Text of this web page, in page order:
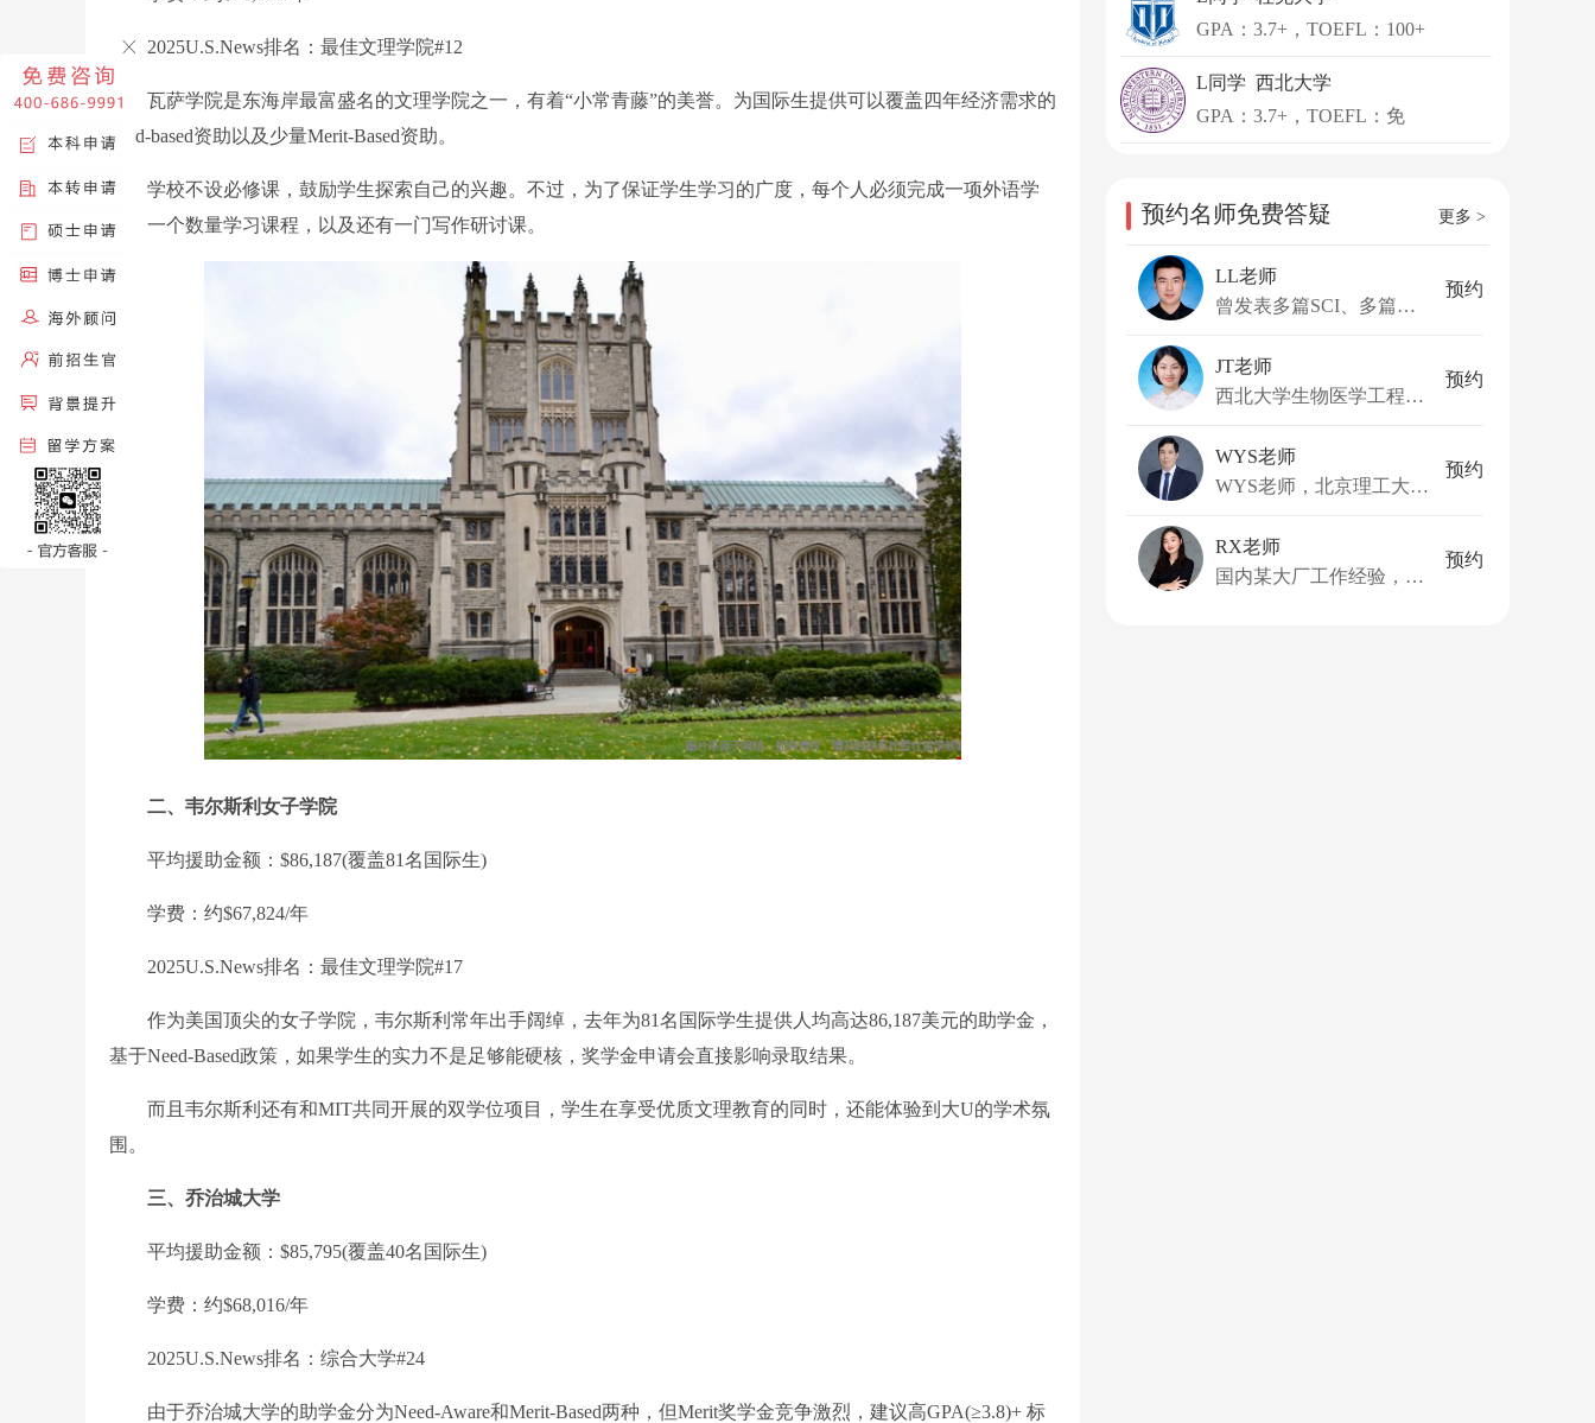
2025U.S.News排名：最佳文理学院#12
瓦萨学院是东海岸最富盛名的文理学院之一，有着“小常青藤”的美誉。为国际生提供可以覆盖四年经济需求的
need-based资助以及少量Merit-Based资助。
学校不设必修课，鼓励学生探索自己的兴趣。不过，为了保证学生学习的广度，每个人必须完成一项外语学
习、一个数量学习课程，以及还有一门写作研讨课。
二、韦尔斯利女子学院
平均援助金额：$86,187(覆盖81名国际生)
学费：约$67,824/年
2025U.S.News排名：最佳文理学院#17
作为美国顶尖的女子学院，韦尔斯利常年出手阔绰，去年为81名国际学生提供人均高达86,187美元的助学金，
基于Need-Based政策，如果学生的实力不是足够能硬核，奖学金申请会直接影响录取结果。
而且韦尔斯利还有和MIT共同开展的双学位项目，学生在享受优质文理教育的同时，还能体验到大U的学术氛
围。
三、乔治城大学
平均援助金额：$85,795(覆盖40名国际生)
学费：约$68,016/年
2025U.S.News排名：综合大学#24
由于乔治城大学的助学金分为Need-Aware和Merit-Based两种，但Merit奖学金竞争激烈，建议高GPA(≥3.8)+ 标
GPA：3.7+，TOEFL：100+
L同学 西北大学
GPA：3.7+，TOEFL：免
预约名师免费答疑 更多 >
LL老师
曾发表多篇SCI、多篇一作文章
预约
JT老师
西北大学生物医学工程博士，康奈尔医学院生物医学影像硕士
预约
WYS老师
WYS老师，北京理工大学副教授
预约
RX老师
国内某大厂工作经验，美国3段mpp/mpa实习经历，曾于联合国亚太总部实习
预约